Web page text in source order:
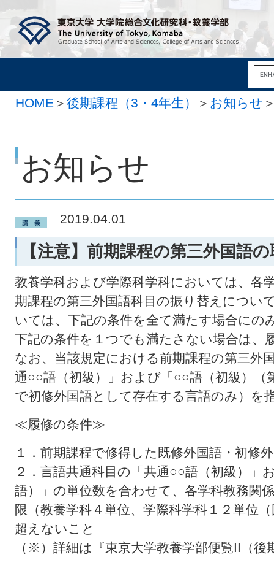
HOME ＞ 後期課程（3・4年生） ＞ お知らせ
お知らせ
2019.04.01
【注意】前期課程の第三外国語
教養学科および学際科学科においては、各
期課程の第三外国語科目の振り替えについ
いては、下記の条件を全て満たす場合にの
下記の条件を１つでも満たさない場合は、
なお、当該規定における前期課程の第三外
通○○語（初級）」および「○○語（初級）（
で初修外国語として存在する言語のみ）を
≪履修の条件≫
１．前期課程で修得した既修外国語・初修
２．言語共通科目の「共通○○語（初級）」
語）」の単位数を合わせて、各学科教務関
限（教養学科４単位、学際科学科１２単位
超えないこと
（※）詳細は『東京大学教養学部便覧II（